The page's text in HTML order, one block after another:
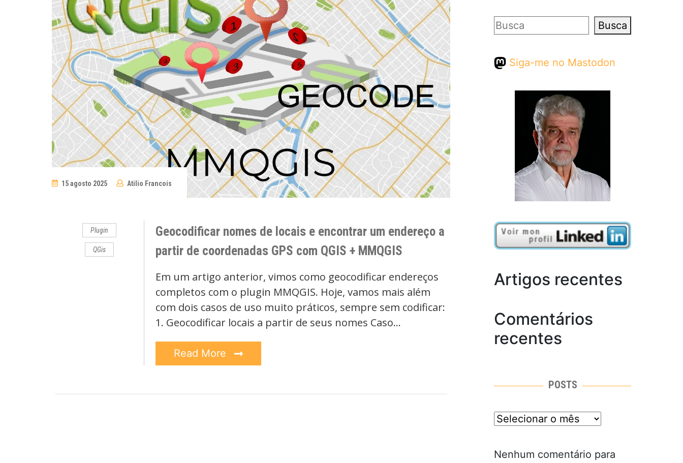
15 agosto 2025 Atilio Francois
Comments
Plugin
QGis
Geocodificar nomes de locais e encontrar um endereço a
partir de coordenadas GPS com QGIS + MMQGIS
Em um artigo anterior, vimos como geocodificar endereços
completos com o plugin MMQGIS. Hoje, vamos mais além
com dois casos de uso muito práticos, sempre sem codificar:
1. Geocodificar locais a partir de seus nomes Caso…
Read More
Pesquisar Busca
Siga-me no Mastodon
Artigos recentes
Comentários
recentes
POSTS
posts
Nenhum comentário para